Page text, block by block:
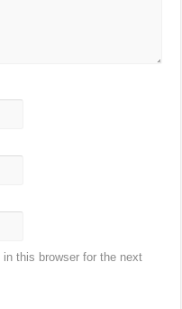
this browser for the next